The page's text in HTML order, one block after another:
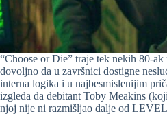
“Choose or Die” traje tek nekih 80-
dovoljno da u završnici dostigne
interna logika i u najbesmislenijim
izgleda da debitant Toby Meakins
njoj nije ni razmišljao dalje od